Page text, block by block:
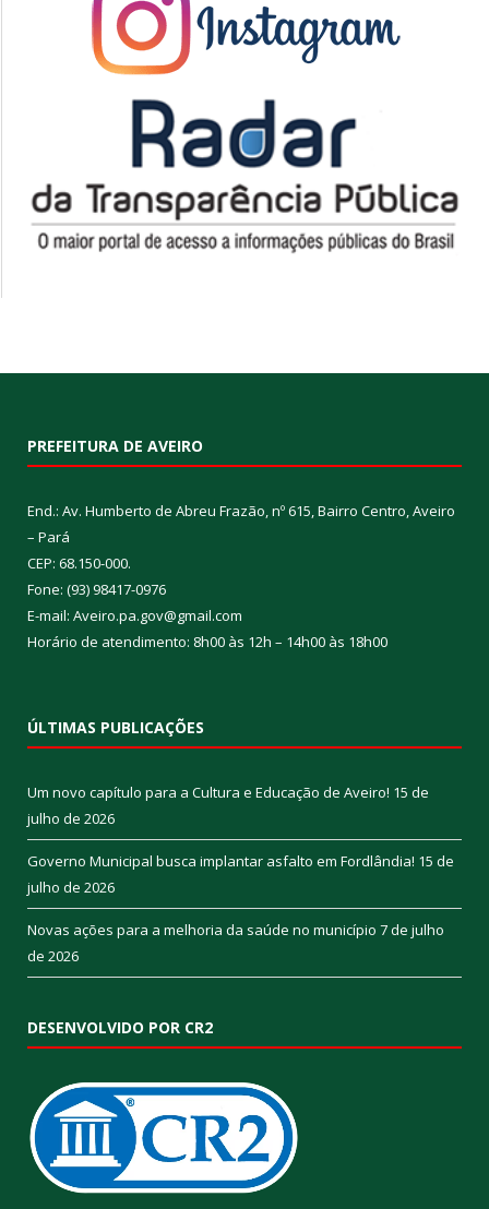
PREFEITURA DE AVEIRO
End.: Av. Humberto de Abreu Frazão, nº 615, Bairro Centro, Aveiro
– Pará
CEP: 68.150-000.
Fone: (93) 98417-0976
E-mail: Aveiro.pa.gov@gmail.com
Horário de atendimento: 8h00 às 12h – 14h00 às 18h00
ÚLTIMAS PUBLICAÇÕES
Um novo capítulo para a Cultura e Educação de Aveiro! 15 de
julho de 2026
Governo Municipal busca implantar asfalto em Fordlândia! 15 de
julho de 2026
Novas ações para a melhoria da saúde no município 7 de julho
de 2026
DESENVOLVIDO POR CR2